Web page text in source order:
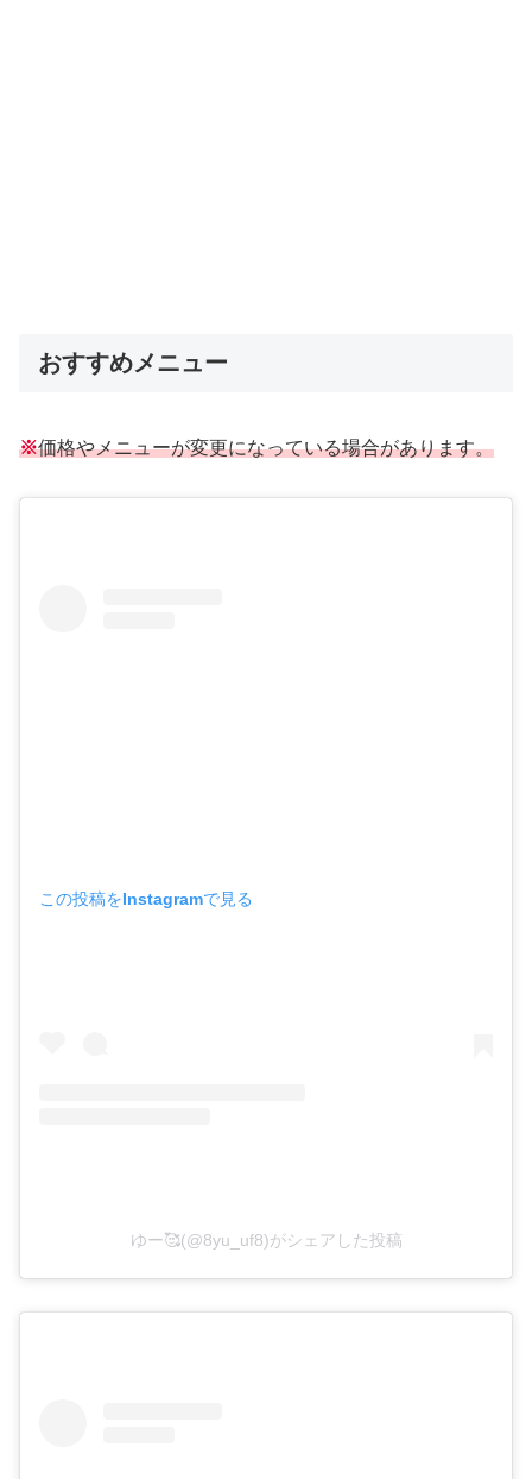
おすすめメニュー
※価格やメニューが変更になっている場合があります。
この投稿をInstagramで見る
ゆー🥰(@8yu_uf8)がシェアした投稿